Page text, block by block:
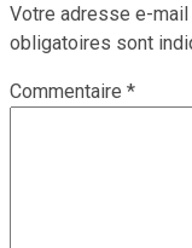
Votre adresse e-
obligatoires sont
Commentaire *